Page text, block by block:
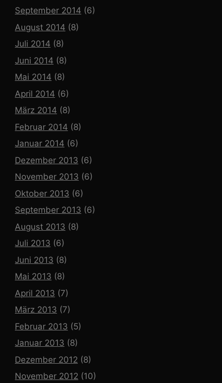
September 2014 (6)
August 2014 (8)
Juli 2014 (8)
Juni 2014 (8)
Mai 2014 (8)
April 2014 (6)
März 2014 (8)
Februar 2014 (8)
Januar 2014 (6)
Dezember 2013 (6)
November 2013 (6)
Oktober 2013 (6)
September 2013 (6)
August 2013 (8)
Juli 2013 (6)
Juni 2013 (8)
Mai 2013 (8)
April 2013 (7)
März 2013 (7)
Februar 2013 (5)
Januar 2013 (8)
Dezember 2012 (8)
November 2012 (10)